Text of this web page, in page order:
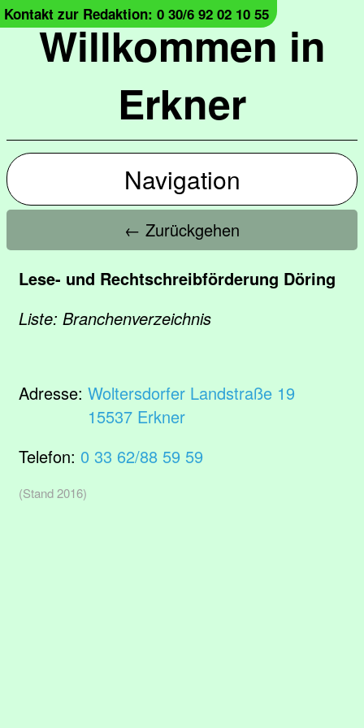
Willkommen in
Erkner
Kontakt zur Redaktion: 0 30/6 92 02 10 55
Navigation
← Zurückgehen
Lese- und Rechtschreibförderung Döring
Liste: Branchenverzeichnis
Adresse: Woltersdorfer Landstraße 19
15537 Erkner
Telefon: 0 33 62/88 59 59
(Stand 2016)